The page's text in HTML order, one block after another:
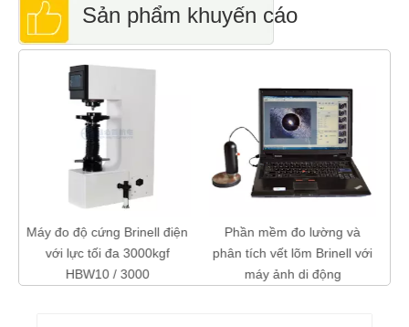
Sản phẩm khuyến cáo
điện
Phần mềm đo lường và
phân tích vết lõm Brinell với
máy ảnh di động
Máy kiểm tra độ cứng cầm
tay Rebound Leeb
Durometer Máy đo độ cứng